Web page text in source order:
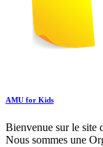
AMU for Kids
Bienvenue sur le site
Nous sommes une